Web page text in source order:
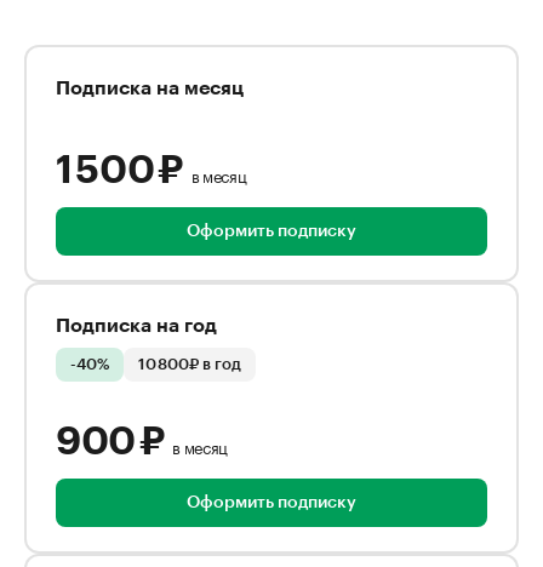
Подписка на месяц
1 500 ₽ в месяц
Оформить подписку
Подписка на год
-40% 10 800₽ в год
900 ₽ в месяц
Оформить подписку